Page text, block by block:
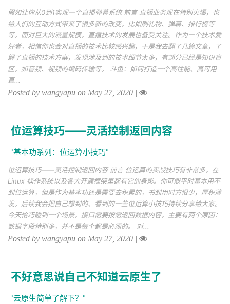
假如让你从0到1实现一个直播弹幕系统 前言 直播业务现在特别火爆，也
给人们的互动方式带来了很多新的改变，比如刷礼物、弹幕、排行榜等
等。面对巨大的流量规模，直播技术的发展也备受关注。作为一个技术爱
好者，相信你也会对直播的技术比较感兴趣，于是我去翻了几篇文章，了
解了直播的技术方案，发现涉及到的技术细节太多，有部分已经是知识盲
区，如音频、视频的编码传输等。 斗鱼：如何打造一个高性能、高可用
直...
Posted by wangyapu on May 27, 2020 |
位运算技巧——灵活控制返回内容
"基本功系列：位运算小技巧"
位运算技巧——灵活控制返回内容 前言 位运算的实战技巧有非常多，在
Linux 操作系统以及各大开源框架里都有它的身影。你可能平时基本用不
到位运算，但是作为基本功还是需要去积累的，书到用时方恨少，厚积薄
发。后续我会把自己想到的、看到的一些位运算小技巧持续分享给大家。
今天恰巧碰到一个场景，接口需要按需返回数据内容，主要有两个原因：
数据字段特别多，并不是每个都是必须的。 对...
Posted by wangyapu on May 27, 2020 |
不好意思说自己不知道云原生了
"云原生简单了解下？"